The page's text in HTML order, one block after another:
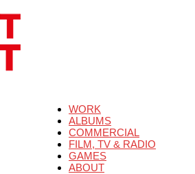
WORK
ALBUMS
COMMERCIAL
FILM, TV & RADIO
GAMES
ABOUT